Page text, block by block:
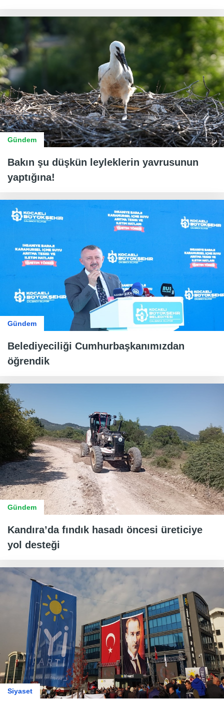
Gündem
Bakın şu düşkün leyleklerin yavrusunun
yaptığına!
Gündem
Belediyeciliği Cumhurbaşkanımızdan
öğrendik
Gündem
Kandıra’da fındık hasadı öncesi üreticiye
yol desteği
Siyaset